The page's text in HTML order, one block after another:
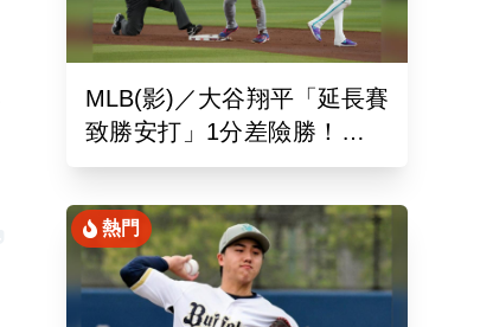
MLB(影)／大谷翔平「延長賽
致勝安打」1分差險勝！道奇
終止本季最長7連敗低潮
熱門